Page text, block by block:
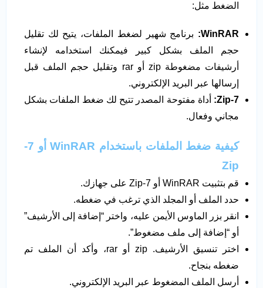
الضغط مثل:
WinRAR:
برنامج شهير لضغط الملفات، يتيح لك تقليل
حجم الملف بشكل كبير فيمكنك استخدامه لإنشاء
أرشيفات مضغوطة zip أو rar وتقليل حجم الملف قبل
إرسالها عبر البريد الإلكتروني.
7
-Zip:
أداة مفتوحة المصدر تتيح لك ضغط الملفات بشكل
مجاني وفعال.
كيفية ضغط الملفات باستخدام WinRARأو 7-
Zip
قم بتثبيت WinRAR أو 7-Zip على جهازك.
حدد الملف أو المجلد الذي ترغب في ضغطه.
انقر بزر الماوس الأيمن عليه، واختر “إضافة إلى الأرشيف”
أو “إضافة إلى ملف مضغوط”.
اختر تنسيق الأرشيف. zip أو rar، وأكد أن الملف تم
ضغطه بنجاح.
أرسل الملف المضغوط عبر البريد الإلكتروني.